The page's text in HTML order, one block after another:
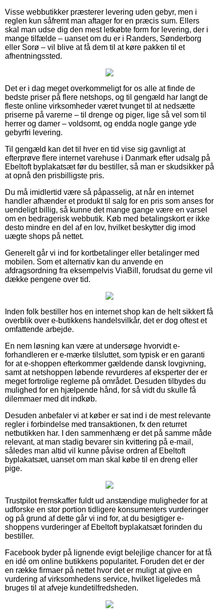
Visse webbutikker præsterer levering uden gebyr, men i
reglen kun såfremt man aftager for en præcis sum. Ellers
skal man udse dig den mest letkøbte form for levering, der i
mange tilfælde – uanset om du er i Randers, Sønderborg
eller Sorø – vil blive at få dem til at køre pakken til et
afhentningssted.
Det er i dag meget overkommeligt for os alle at finde de
bedste priser på flere netshops, og til gengæld har langt de
fleste online virksomheder været tvunget til at nedsætte
priserne på varerne – til drenge og piger, lige så vel som til
herrer og damer – voldsomt, og endda nogle gange yde
gebyrfri levering.
Til gengæld kan det til hver en tid vise sig gavnligt at
efterprøve flere internet varehuse i Danmark efter udsalg på
Ebeltoft byplakatsæt før du bestiller, så man er skudsikker på
at opnå den prisbilligste pris.
Du må imidlertid være så påpasselig, at når en internet
handler afhænder et produkt til salg for en pris som anses for
uendeligt billig, så kunne det mange gange være en varsel
om en bedragerisk webbutik. Køb med betalingskort er ikke
desto mindre en del af en lov, hvilket beskytter dig imod
uægte shops på nettet.
Generelt går vi ind for kortbetalinger eller betalinger med
mobilen. Som et alternativ kan du anvende en
afdragsordning fra eksempelvis ViaBill, forudsat du gerne vil
dække pengene over tid.
Inden folk bestiller hos en internet shop kan de helt sikkert få
overblik over e-butikkens handelsvilkår, det er dog oftest et
omfattende arbejde.
En nem løsning kan være at undersøge hvorvidt e-
forhandleren er e-mærke tilsluttet, som typisk er en garanti
for at e-shoppen efterkommer gældende dansk lovgivning,
samt at netshoppen løbende revurderes af eksperter der er
meget fortrolige reglerne på området. Desuden tilbydes du
mulighed for en hjælpende hånd, for så vidt du skulle få
dilemmaer med dit indkøb.
Desuden anbefaler vi at køber er sat ind i de mest relevante
regler i forbindelse med transaktionen, fx den returret
netbutikken har. I den sammenhæng er det på samme måde
relevant, at man stadig bevarer sin kvittering på e-mail,
således man altid vil kunne påvise ordren af Ebeltoft
byplakatsæt, uanset om man skal købe til en dreng eller
pige.
Trustpilot fremskaffer fuldt ud anstændige muligheder for at
udforske en stor portion tidligere konsumenters vurderinger
og på grund af dette går vi ind for, at du besigtiger e-
shoppens vurderinger af Ebeltoft byplakatsæt forinden du
bestiller.
Facebook byder på lignende evigt belejlige chancer for at få
en idé om online butikkens popularitet. Foruden det er der
en række firmaer på nettet hvor det er muligt at give en
vurdering af virksomhedens service, hvilket ligeledes må
bruges til at afveje kundetilfredsheden.